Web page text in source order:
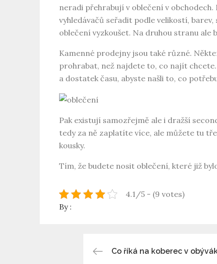
neradi přehrabují v oblečení v
vyhledávačů seřadit podle velikostí,
oblečení vyzkoušet. Na druhou stranu ale
Kamenné prodejny jsou také různé.
prohrabat, než najdete to, co najít
a dostatek času, abyste našli to, co
Pak existují samozřejmě ale i dražší
tedy za ně zaplatíte více, ale můžete tu
kousky.
Tím, že budete nosit oblečení, které již
4.1/5 - (9 votes)
By :
Navigace
Co říká na koberec v